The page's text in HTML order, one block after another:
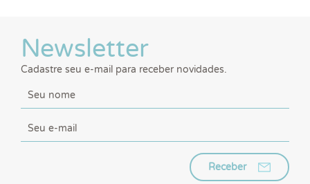
Newsletter
Cadastre seu e-mail para receber novidades.
Receber